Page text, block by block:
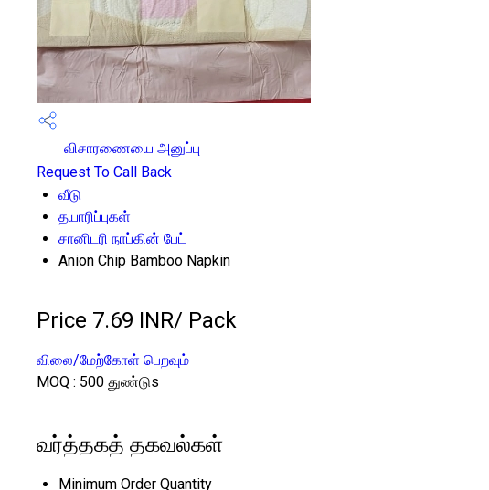
விசாரணையை அனுப்பு
Request To Call Back
வீடு
தயாரிப்புகள்
சானிடரி நாப்கின் பேட்
Anion Chip Bamboo Napkin
Price 7.69 INR/ Pack
விலை/மேற்கோள் பெறவும்
MOQ : 500 துண்டுs
வர்த்தகத் தகவல்கள்
Minimum Order Quantity